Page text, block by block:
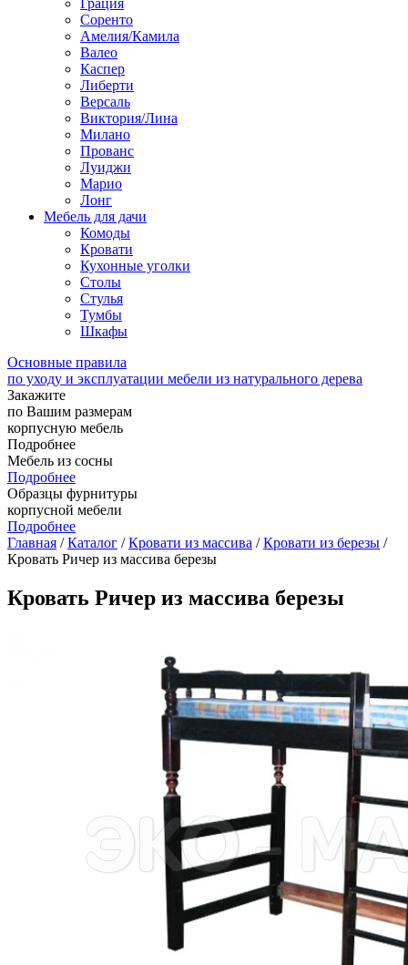
Грация
Соренто
Амелия/Камила
Валео
Каспер
Либерти
Версаль
Виктория/Лина
Милано
Прованс
Луиджи
Марио
Лонг
Мебель для дачи
Комоды
Кровати
Кухонные уголки
Столы
Стулья
Тумбы
Шкафы
Основные правила
по уходу и эксплуатации мебели из натурального дерева
Закажите
по Вашим размерам
корпусную мебель
Подробнее
Мебель из сосны
Подробнее
Образцы фурнитуры
корпусной мебели
Подробнее
Главная /Каталог /Кровати из массива /Кровати из березы /
Кровать Ричер из массива березы
Кровать Ричер из массива березы